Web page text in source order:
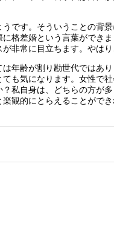
です。そういうことの背
格差婚という言葉ができ
非常に目立ちます。やは
年齢が割り勘世代ではあ
も気になります。女性で
私自身は、どちらの方が
観的にとらえることがで